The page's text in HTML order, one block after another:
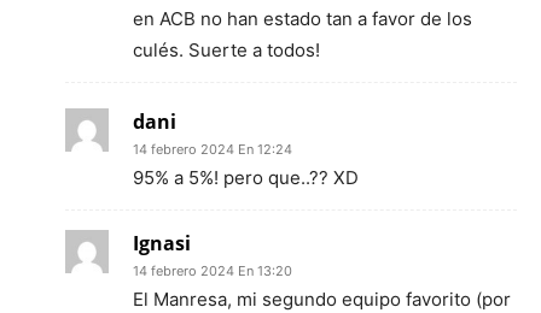
en ACB no han estado tan a favor de los
culés. Suerte a todos!
dani
14 febrero 2024 En 12:24
95% a 5%! pero que..?? XD
Ignasi
14 febrero 2024 En 13:20
El Manresa, mi segundo equipo favorito (por